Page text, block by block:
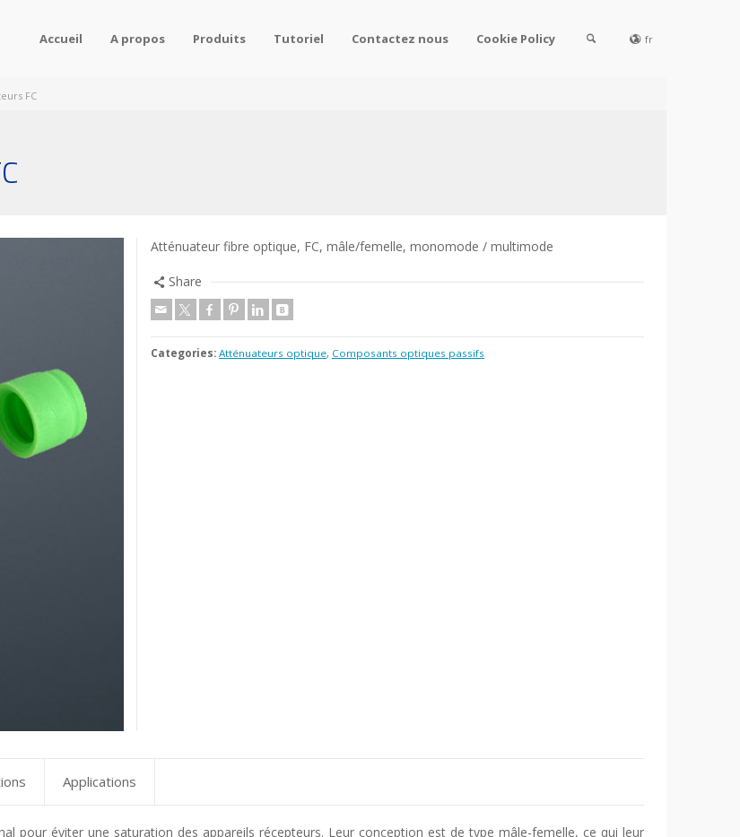
Accueil A propos Produits Tutoriel Contactez nous Cookie Policy fr
FC
Atténuateur fibre optique, FC, mâle/femelle, monomode / multimode
Share
Categories: Atténuateurs optique, Composants optiques passifs
Applications
pour éviter une saturation des appareils récepteurs. Leur conception est de type mâle-femelle, ce qui leur